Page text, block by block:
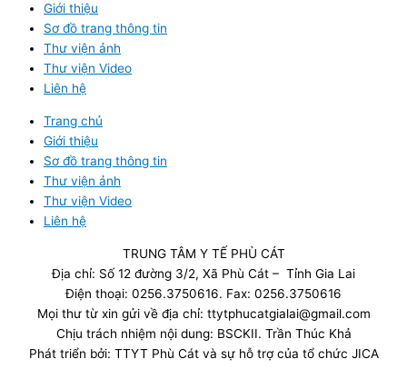
Giới thiệu
Sơ đồ trang thông tin
Thư viện ảnh
Thư viện Video
Liên hệ
Trang chủ
Giới thiệu
Sơ đồ trang thông tin
Thư viện ảnh
Thư viện Video
Liên hệ
TRUNG TÂM Y TẾ PHÙ CÁT
Địa chỉ: Số 12 đường 3/2, Xã Phù Cát – Tỉnh Gia Lai
Điện thoại: 0256.3750616. Fax: 0256.3750616
Mọi thư từ xin gửi về địa chỉ: ttytphucatgialai@gmail.com
Chịu trách nhiệm nội dung: BSCKII. Trần Thúc Khả
Phát triển bởi: TTYT Phù Cát và sự hỗ trợ của tổ chức JICA